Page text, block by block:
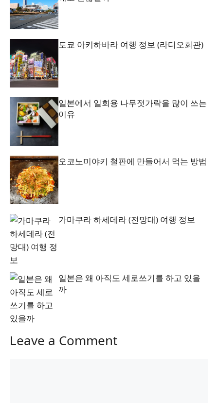
도쿄 아키하바라 여행 정보 (라디오회관)
일본에서 일회용 나무젓가락을 많이 쓰는
이유
오코노미야키 철판에 만들어서 먹는 방법
가마쿠라 하세데라 (전망대) 여행 정보
일본은 왜 아직도 세로쓰기를 하고 있을
까
Leave a Comment